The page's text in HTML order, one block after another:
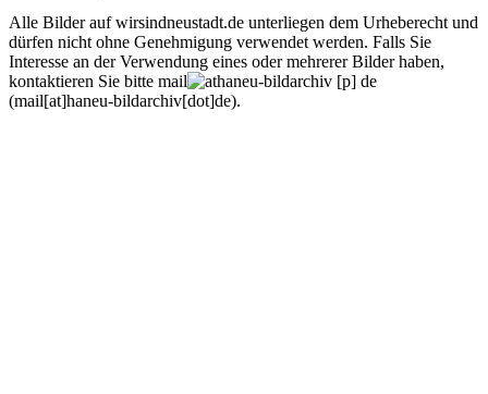
Alle Bilder auf wirsindneustadt.de unterliegen dem Urheberecht und
dürfen nicht ohne Genehmigung verwendet werden. Falls Sie
Interesse an der Verwendung eines oder mehrerer Bilder haben,
kontaktieren Sie bitte mail haneu-bildarchiv [p] de
(mail[at]haneu-bildarchiv[dot]de).